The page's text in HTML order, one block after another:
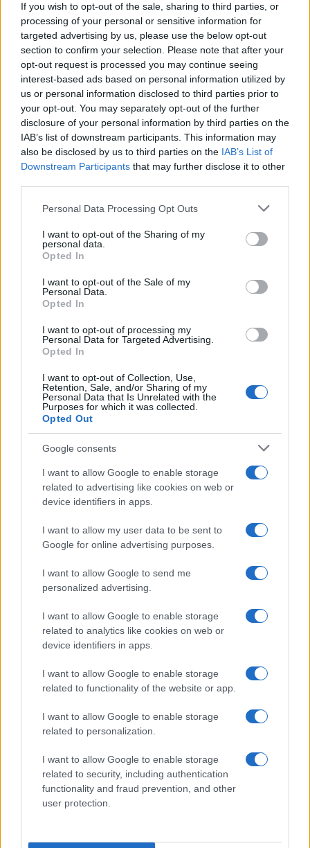
If you wish to opt-out of the sale, sharing to third parties, or
processing of your personal or sensitive information for
targeted advertising by us, please use the below opt-out
section to confirm your selection. Please note that after your
opt-out request is processed you may continue seeing
interest-based ads based on personal information utilized by
us or personal information disclosed to third parties prior to
your opt-out. You may separately opt-out of the further
disclosure of your personal information by third parties on the
IAB’s list of downstream participants. This information may
also be disclosed by us to third parties on the IAB’s List of
Downstream Participants that may further disclose it to other
Please note that this website/app uses one or more Google
not limited to your visit or usage behaviour. You may click to
grant or deny consent to Google and its third-party tags to
use your data for below specified purposes in below Google
consent section.
Personal Data Processing Opt Outs
I want to opt-out of the Sharing of my
personal data.
Opted In
I want to opt-out of the Sale of my
Personal Data.
Opted In
I want to opt-out of processing my
Personal Data for Targeted Advertising.
Opted In
I want to opt-out of Collection, Use,
Retention, Sale, and/or Sharing of my
Personal Data that Is Unrelated with the
Purposes for which it was collected.
Opted Out
Google consents
I want to allow Google to enable storage
related to advertising like cookies on web or
device identifiers in apps.
I want to allow my user data to be sent to
Google for online advertising purposes.
I want to allow Google to send me
personalized advertising.
I want to allow Google to enable storage
related to analytics like cookies on web or
device identifiers in apps.
I want to allow Google to enable storage
related to functionality of the website or app.
I want to allow Google to enable storage
related to personalization.
I want to allow Google to enable storage
related to security, including authentication
functionality and fraud prevention, and other
user protection.
AUTORE
Francesca Lombardi
Francesca Lombardi, fiorentina, prese appunti
tecnici dal primo box di un circuito toscano e
da allora firma approfondimenti sui motori. In
redazione sostiene un approccio metodico alle
prove su pista, cura il format 'tecnica e
cronaca' e conserva i fogli di appunti del
debutto tecnico in autodromo.
Continua a leggere
CALCIO FEMMINILE
Tutto sulla Serie B Femminile 2026-2027: squadre, calendario e
Ilaria Mauri · 5 Ago 2026
CALCIO FEMMINILE